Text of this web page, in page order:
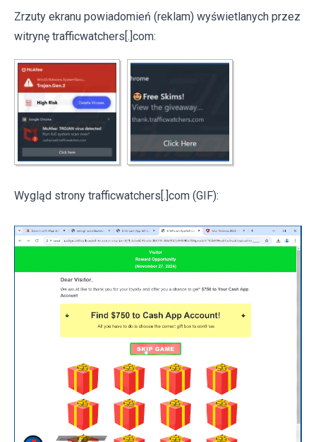
Zrzuty ekranu powiadomień (reklam) wyświetlanych przez
witrynę trafficwatchers[.]com:
Wygląd strony trafficwatchers[.]com (GIF):